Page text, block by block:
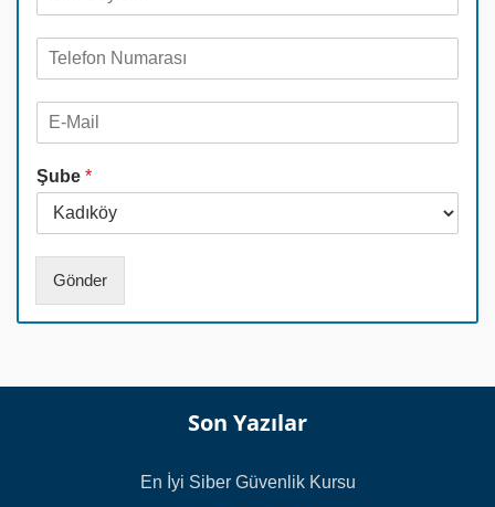
n
a
i
Şube *
Gönder
Son Yazılar
En İyi Siber Güvenlik Kursu